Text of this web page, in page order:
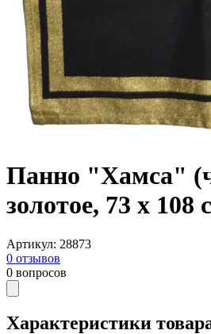
Панно "Хамса"
золотое, 73 х 108
Артикул: 28873
0 отзывов
0 вопросов
Характеристики